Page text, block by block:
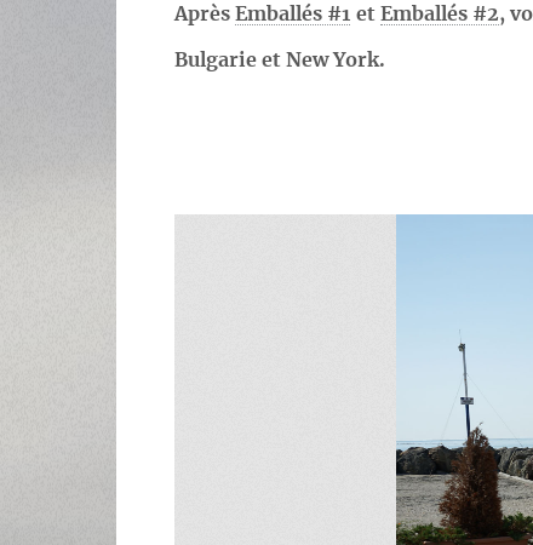
Après Emballés #1 et Emballés #2,
Bulgarie et New York.